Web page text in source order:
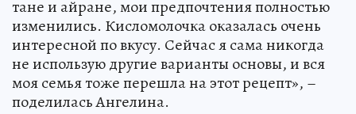
тане и айране, мои предпочтения полностью
изменились. Кисломолочка оказалась очень
интересной по вкусу. Сейчас я сама никогда
не использую другие варианты основы, и вся
моя семья тоже перешла на этот рецепт», –
поделилась Ангелина.